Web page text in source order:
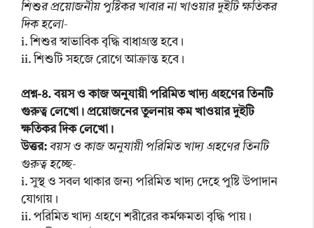
শিশুর প্রয়োজনীয় পুষ্টিকর খাবার না খাওয়ার দুইটি ক্ষতিকর
দিক হলো-
i. শিশুর স্বাভাবিক বৃদ্ধি বাধাগ্রস্ত হবে।
ii. শিশুটি সহজে রোগে আক্রান্ত হবে।
প্রশ্ন-৪. বয়স ও কাজ অনুযায়ী পরিমিত খাদ্য গ্রহণের তিনটি
গুরুত্ব লেখো। প্রয়োজনের তুলনায় কম খাওয়ার দুইটি
ক্ষতিকর দিক লেখো।
উত্তর: বয়স ও কাজ অনুযায়ী পরিমিত খাদ্য গ্রহণের তিনটি
গুরুত্ব হচ্ছে-
i. সুস্থ ও সবল থাকার জন্য পরিমিত খাদ্য দেহে পুষ্টি উপাদান
যোগায়।
ii. পরিমিত খাদ্য গ্রহণে শরীরের কর্মক্ষমতা বৃদ্ধি পায়।